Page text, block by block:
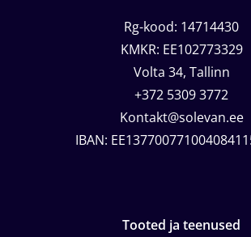
Rg-kood: 14714430
KMKR: EE102773329
Volta 34, Tallinn
+372 5309 3772
Kontakt@solevan.ee
IBAN:
Tooted ja teenused